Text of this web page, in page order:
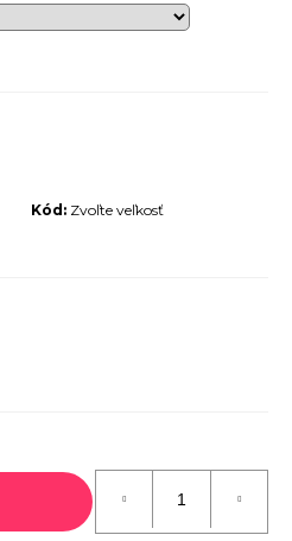
Kód: Zvoľte veľkosť